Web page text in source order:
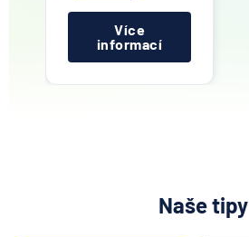
Více
informací
Naše tipy